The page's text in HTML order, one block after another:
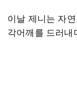
이날 제니는 자
각어깨를 드러